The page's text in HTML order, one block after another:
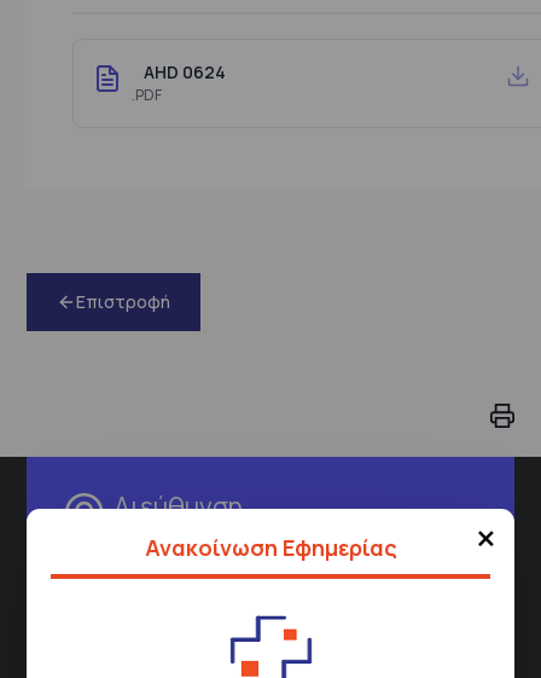
×
Ανακοίνωση Εφημερίας
AHD 0624
.PDF
Επιστροφή
Διεύθυνση
Σισμανόγλειου 1,
Περιοχής